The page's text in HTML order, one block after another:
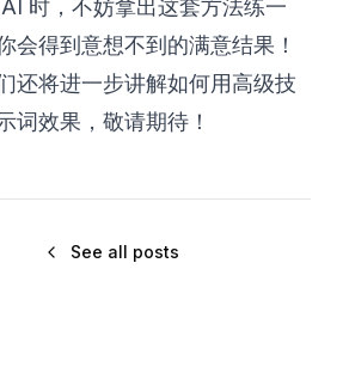
时，不妨拿出这套方法练一
会得到意想不到的满意结果！
还将进一步讲解如何用高级技
词效果，敬请期待！
See all posts